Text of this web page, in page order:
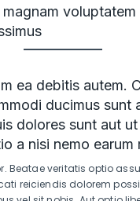
voluptatem
ea debitis autem.
ducimus sunt
dolores sunt aut
a nisi nemo earum
Beatae veritatis optio
reiciendis dolorem